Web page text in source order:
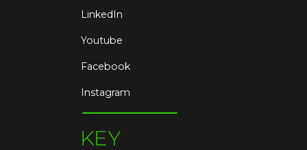
LinkedIn
Youtube
Facebook
Instagram